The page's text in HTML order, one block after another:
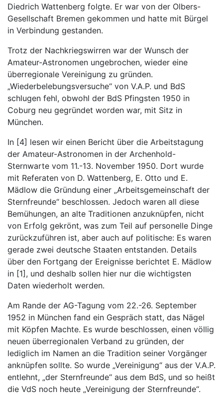
Diedrich Wattenberg folgte. Er war von der Olbers-
Gesellschaft Bremen gekommen und hatte mit Bürgel
in Verbindung gestanden.
Trotz der Nachkriegswirren war der Wunsch der
Amateur-Astronomen ungebrochen, wieder eine
überregionale Vereinigung zu gründen.
„Wiederbelebungsversuche“ von V.A.P. und BdS
schlugen fehl, obwohl der BdS Pfingsten 1950 in
Coburg neu gegründet worden war, mit Sitz in
München.
In [4] lesen wir einen Bericht über die Arbeitstagung
der Amateur-Astronomen in der Archenhold-
Sternwarte vom 11.-13. November 1950. Dort wurde
mit Referaten von D. Wattenberg, E. Otto und E.
Mädlow die Gründung einer „Arbeitsgemeinschaft der
Sternfreunde“ beschlossen. Jedoch waren all diese
Bemühungen, an alte Traditionen anzuknüpfen, nicht
von Erfolg gekrönt, was zum Teil auf personelle Dinge
zurückzuführen ist, aber auch auf politische: Es waren
gerade zwei deutsche Staaten entstanden. Details
über den Fortgang der Ereignisse berichtet E. Mädlow
in [1], und deshalb sollen hier nur die wichtigsten
Daten wiederholt werden.
Am Rande der AG-Tagung vom 22.-26. September
1952 in München fand ein Gespräch statt, das Nägel
mit Köpfen Machte. Es wurde beschlossen, einen völlig
neuen überregionalen Verband zu gründen, der
lediglich im Namen an die Tradition seiner Vorgänger
anknüpfen sollte. So wurde „Vereinigung“ aus der V.A.P.
entlehnt, „der Sternfreunde“ aus dem BdS, und so heißt
die VdS noch heute „Vereinigung der Sternfreunde“.